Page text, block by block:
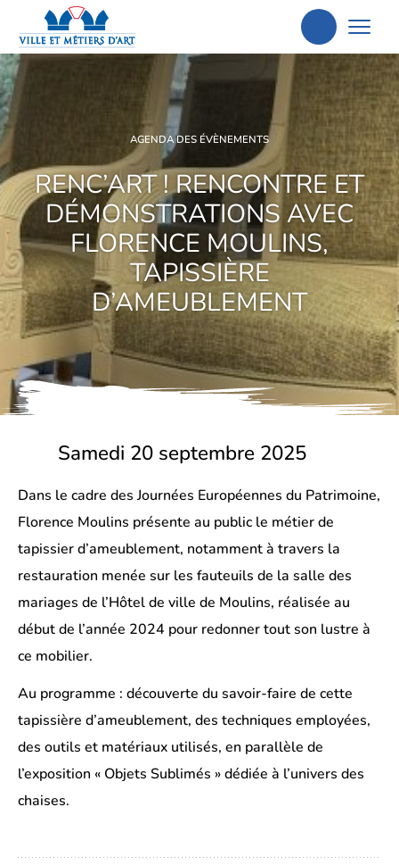
Aller
la
recherche
AGENDA DES ÉVÈNEMENTS
RENC’ART ! RENCONTRE ET
DÉMONSTRATIONS AVEC
FLORENCE MOULINS,
TAPISSIÈRE
D’AMEUBLEMENT
Samedi 20 septembre 2025
Dans le cadre des Journées Européennes du Patrimoine,
Florence Moulins présente au public le métier de
tapissier d’ameublement, notamment à travers la
restauration menée sur les fauteuils de la salle des
mariages de l’Hôtel de ville de Moulins, réalisée au
début de l’année 2024 pour redonner tout son lustre à
ce mobilier.
Au programme : découverte du savoir-faire de cette
tapissière d’ameublement, des techniques employées,
des outils et matériaux utilisés, en parallèle de
l’exposition « Objets Sublimés » dédiée à l’univers des
chaises.